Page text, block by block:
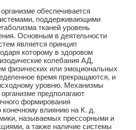
обеспечивается
поддерживающими
тканей уровень
Основным в деятельности
является принцип
которому в здоровом
колебания АД,
физических или эмоциональных
время прекращаются, и
уровню. Механизмы
предполагают
формирования
влиянию на К. д.
называемых прессорными и
а также наличие системы